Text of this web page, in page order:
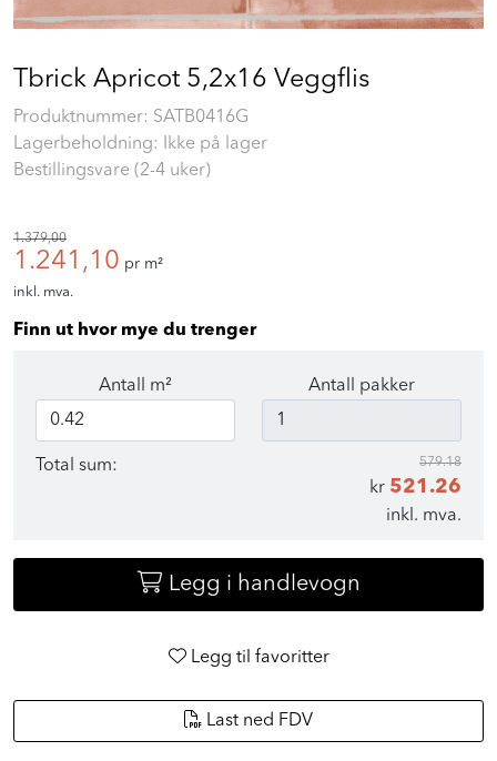
Tbrick Apricot 5,2x16 Veggflis
Produktnummer: SATB0416G
Lagerbeholdning: Ikke på lager
Bestillingsvare (2-4 uker)
1.379,00
1.241,10 pr m²
inkl. mva.
Finn ut hvor mye du trenger
Antall m² Antall pakker
Total sum: 579.18
kr 521.26
inkl. mva.
Legg i handlevogn
Legg til favoritter
Last ned FDV
Min side
Logg inn